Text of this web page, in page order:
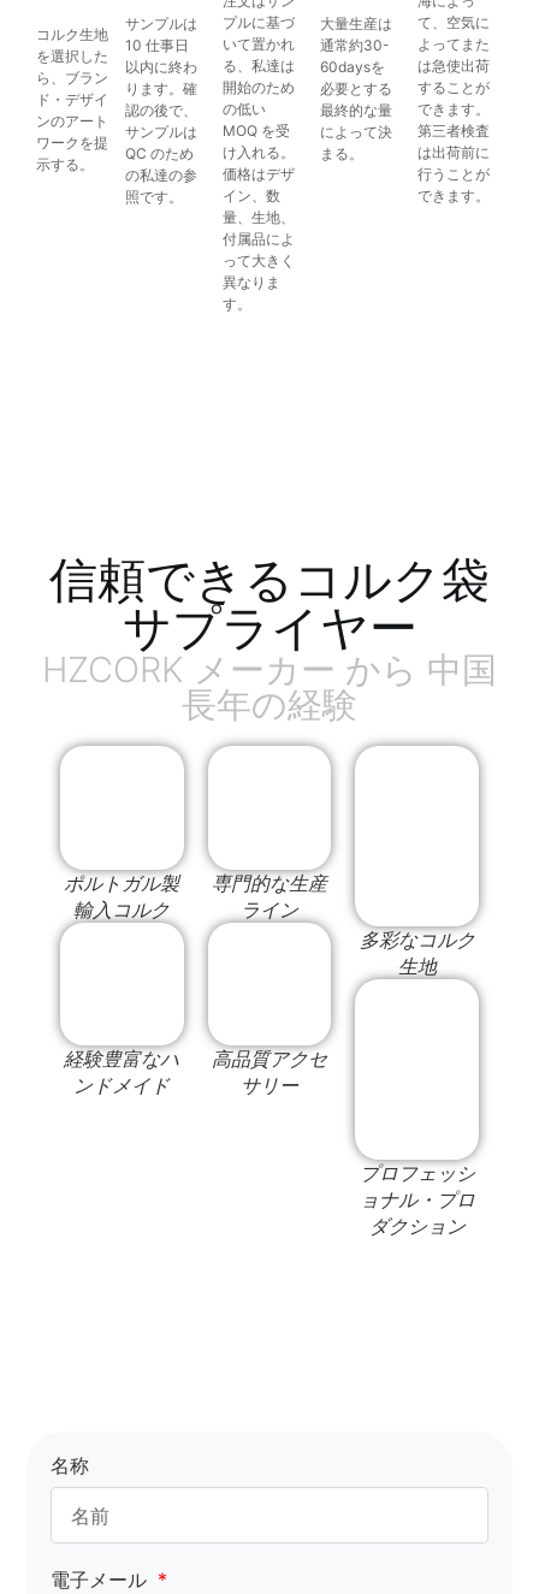
コルク生地
を選択した
ら、ブラン
ド・デザイ
ンのアート
ワークを提
示する。
サンプルは
10 仕事日
以内に終わ
ります。確
認の後で、
サンプルは
QC のため
の私達の参
照です。
プルに基づ
いて置かれ
る、私達は
開始のため
の低い
MOQ を受
け入れる。
価格はデザ
イン、数
量、生地、
付属品によ
って大きく
異なりま
す。
大量生産は
通常約30-
60daysを
必要とする
最終的な量
によって決
まる。
て、空気に
よってまた
は急使出荷
することが
できます。
第三者検査
は出荷前に
行うことが
できます。
信頼できるコルク袋
サプライヤー
HZCORK メーカー から 中国
長年の経験
ポルトガル製
輸入コルク
経験豊富なハ
ンドメイド
専門的な生産
ライン
高品質アクセ
サリー
多彩なコルク
生地
プロフェッシ
ョナル・プロ
ダクション
名称
電子メール